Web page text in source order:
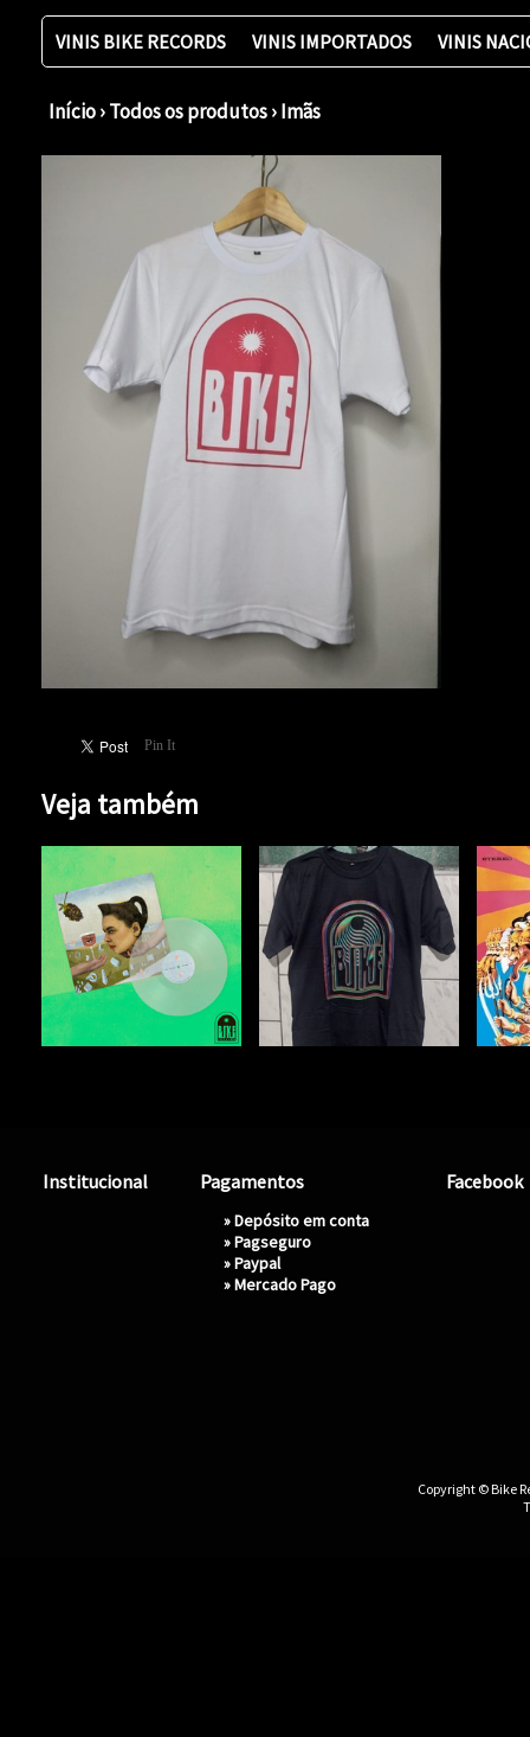
VINIS BIKE RECORDS VINIS IMPORTADOS VINIS
Início›Todos os produtos›Imãs
Pin It
Veja também
Institucional Pagamentos
» Depósito em conta
»Pagseguro
»Paypal
»Mercado Pago
Facebook
Copyright © Bike